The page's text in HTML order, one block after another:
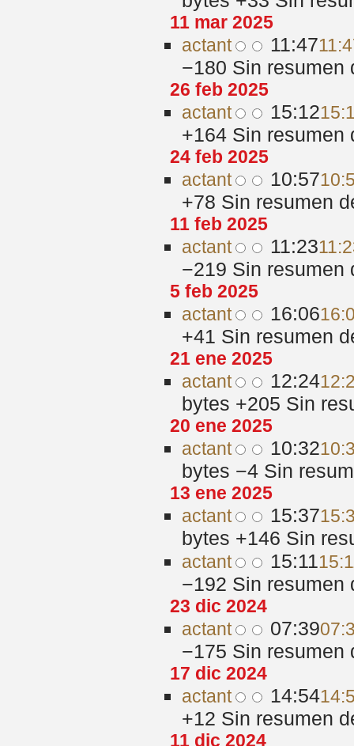
11 mar 2025
actant 11:47
−180 Sin resumen
26 feb 2025
actant 15:12
+164 Sin resumen
24 feb 2025
actant 10:57
+78 Sin resumen
11 feb 2025
actant 11:23
−219 Sin resumen
5 feb 2025
actant 16:06
+41 Sin resumen
21 ene 2025
actant 12:24
bytes +205 Sin
20 ene 2025
actant 10:32
bytes −4 Sin
13 ene 2025
actant 15:37
bytes +146 Sin
actant 15:11
−192 Sin resumen
23 dic 2024
actant 07:39
−175 Sin resumen
17 dic 2024
actant 14:54
+12 Sin resumen
11 dic 2024